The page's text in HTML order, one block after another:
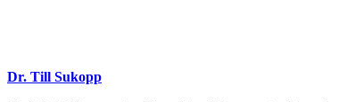
Dr. Till Sukopp